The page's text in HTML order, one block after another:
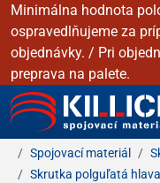
Minimálna hodnota
ospravedlňujeme za
objednávky. / Pri
preprava na palete.
KILLICH - Spojovacie
Spojovací materiál
Skrutka polguľatá